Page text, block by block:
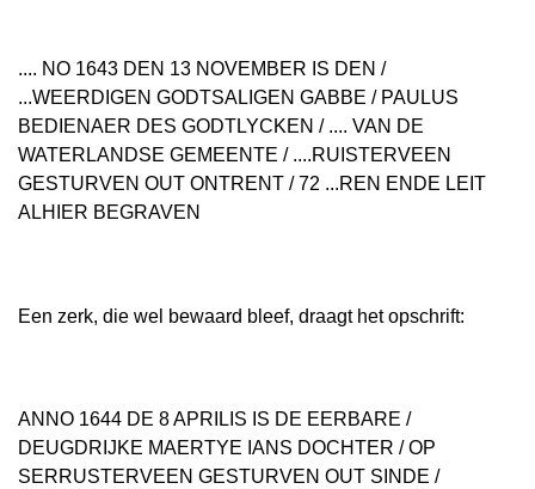
.... NO 1643 DEN 13 NOVEMBER IS DEN /
...WEERDIGEN GODTSALIGEN GABBE / PAULUS
BEDIENAER DES GODTLYCKEN / .... VAN DE
WATERLANDSE GEMEENTE / ....RUISTERVEEN
GESTURVEN OUT ONTRENT / 72 ...REN ENDE LEIT
ALHIER BEGRAVEN
Een zerk, die wel bewaard bleef, draagt het opschrift:
ANNO 1644 DE 8 APRILIS IS DE EERBARE /
DEUGDRIJKE MAERTYE IANS DOCHTER / OP
SERRUSTERVEEN GESTURVEN OUT SINDE /